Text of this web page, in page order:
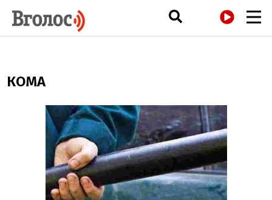
КОМА